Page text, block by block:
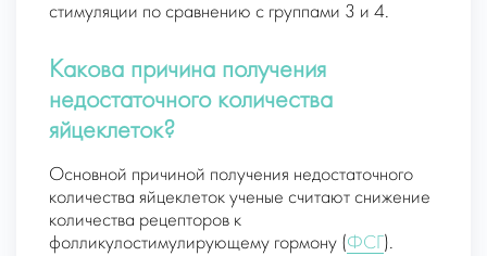
стимуляции по сравнению с группами 3 и 4.
Какова причина получения
недостаточного количества
яйцеклеток?
Основной причиной получения недостаточного
количества яйцеклеток ученые считают снижение
количества рецепторов к
фолликулостимулирующему гормону (ФСГ ).